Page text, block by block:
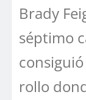
Brady
séptimo
rollo